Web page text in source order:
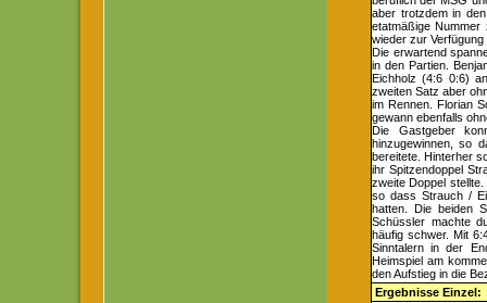
aber trotzdem in
etatmäßige
wieder zur Verfügung
Die erwartend
in den Partien.
Eichholz (4:6 0:6)
zweiten Satz aber
im Rennen. Florian
gewann ebenfalls
Die Gastgeber
hinzugewinnen, so
bereitete. Hinterher
ihr Spitzendoppel
zweite Doppel
so dass Strauch /
hatten. Die beiden
Schüssler machte
häufig schwer. Mit
Sinntalern in der
Heimspiel am
den Aufstieg in die
Ergebnisse Einzel: